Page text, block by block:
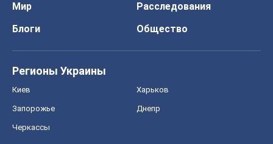
Мир
Расследования
Блоги
Общество
Регионы Украины
Киев Харьков
Запорожье Днепр
Черкассы